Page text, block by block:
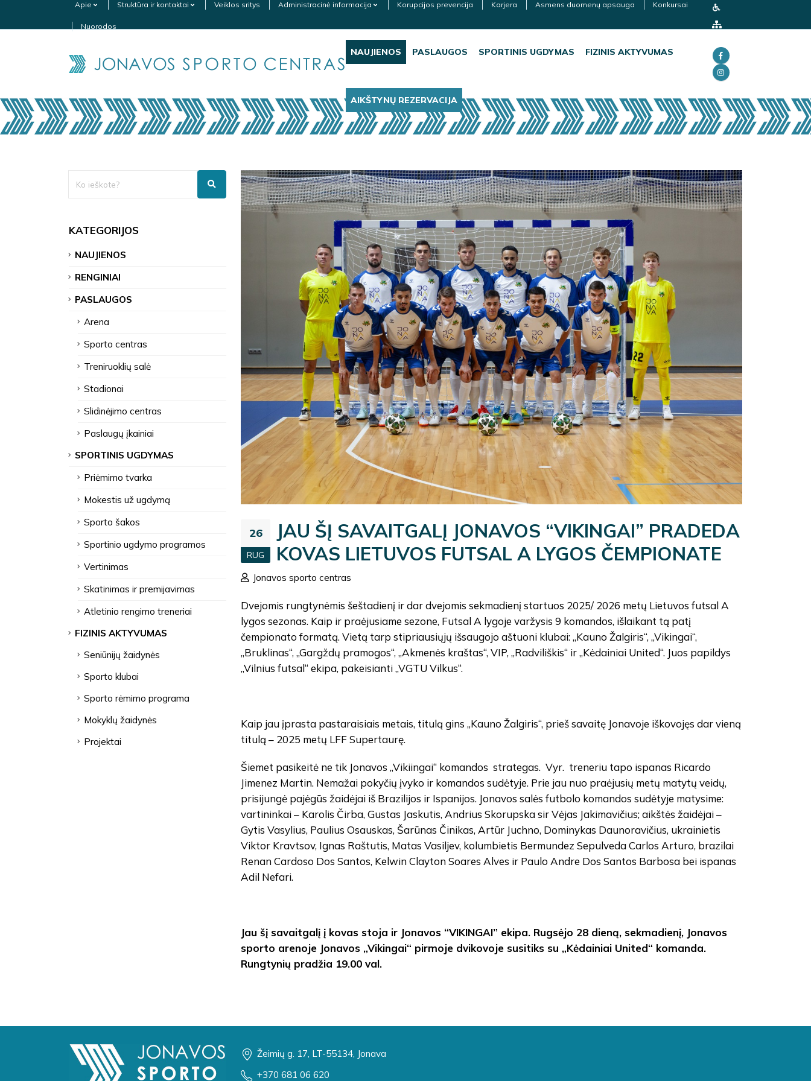
Apie Struktūra ir kontaktai Veiklos sritys Administracinė informacija Korupcijos prevencija Karjera Asmens duomenų apsauga Konkursai
Nuorodos
NAUJIENOS PASLAUGOS SPORTINIS UGDYMAS FIZINIS AKTYVUMAS
AIKŠTYNŲ REZERVACIJA
26
RUG
JAU ŠĮ SAVAITGALĮ JONAVOS “VIKINGAI” PRADEDA
KOVAS LIETUVOS FUTSAL A LYGOS ČEMPIONATE
Jonavos sporto centras
Dvejomis rungtynėmis šeštadienį ir dar dvejomis sekmadienį startuos 2025/ 2026 metų Lietuvos futsal A
lygos sezonas. Kaip ir praėjusiame sezone, Futsal A lygoje varžysis 9 komandos, išlaikant tą patį
čempionato formatą. Vietą tarp stipriausiųjų išsaugojo aštuoni klubai: „Kauno Žalgiris“, „Vikingai“,
„Bruklinas“, „Gargždų pramogos“, „Akmenės kraštas“, VIP, „Radviliškis“ ir „Kėdainiai United“. Juos papildys
„Vilnius futsal“ ekipa, pakeisianti „VGTU Vilkus“.
Kaip jau įprasta pastaraisiais metais, titulą gins „Kauno Žalgiris“, prieš savaitę Jonavoje iškovojęs dar vieną
titulą – 2025 metų LFF Supertaurę.
Šiemet pasikeitė ne tik Jonavos „Vikiingai“ komandos strategas. Vyr. treneriu tapo ispanas Ricardo
Jimenez Martin. Nemažai pokyčių įvyko ir komandos sudėtyje. Prie jau nuo praėjusių metų matytų veidų,
prisijungė pajėgūs žaidėjai iš Brazilijos ir Ispanijos. Jonavos salės futbolo komandos sudėtyje matysime:
vartininkai – Karolis Čirba, Gustas Jaskutis, Andrius Skorupska sir Vėjas Jakimavičius; aikštės žaidėjai –
Gytis Vasylius, Paulius Osauskas, Šarūnas Činikas, Artūr Juchno, Dominykas Daunoravičius, ukrainietis
Viktor Kravtsov, Ignas Raštutis, Matas Vasiljev, kolumbietis Bermundez Sepulveda Carlos Arturo, brazilai
Renan Cardoso Dos Santos, Kelwin Clayton Soares Alves ir Paulo Andre Dos Santos Barbosa bei ispanas
Adil Nefari.
Jau šį savaitgalį į kovas stoja ir Jonavos “VIKINGAI” ekipa. Rugsėjo 28 dieną, sekmadienį, Jonavos
sporto arenoje Jonavos „Vikingai“ pirmoje dvikovoje susitiks su „Kėdainiai United“ komanda.
Rungtynių pradžia 19.00 val.
KATEGORIJOS
NAUJIENOS
RENGINIAI
PASLAUGOS
Arena
Sporto centras
Treniruoklių salė
Stadionai
Slidinėjimo centras
Paslaugų įkainiai
SPORTINIS UGDYMAS
Priėmimo tvarka
Mokestis už ugdymą
Sporto šakos
Sportinio ugdymo programos
Vertinimas
Skatinimas ir premijavimas
Atletinio rengimo treneriai
FIZINIS AKTYVUMAS
Seniūnijų žaidynės
Sporto klubai
Sporto rėmimo programa
Mokyklų žaidynės
Projektai
Žeimių g. 17, LT-55134, Jonava
+370 681 06 620